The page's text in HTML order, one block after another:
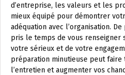
d’entreprise, les valeurs et les
mieux équipé pour démontrer
adéquation avec l’organisation.
pris le temps de vous renseigner
votre sérieux et de votre
préparation minutieuse peut
l’entretien et augmenter vos